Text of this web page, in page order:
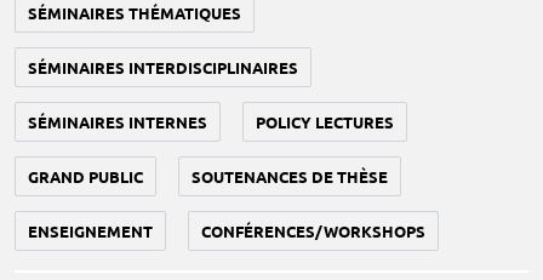
SÉMINAIRES THÉMATIQUES
SÉMINAIRES INTERDISCIPLINAIRES
SÉMINAIRES INTERNES POLICY LECTURES
GRAND PUBLIC SOUTENANCES DE THÈSE
ENSEIGNEMENT CONFÉRENCES/WORKSHOPS